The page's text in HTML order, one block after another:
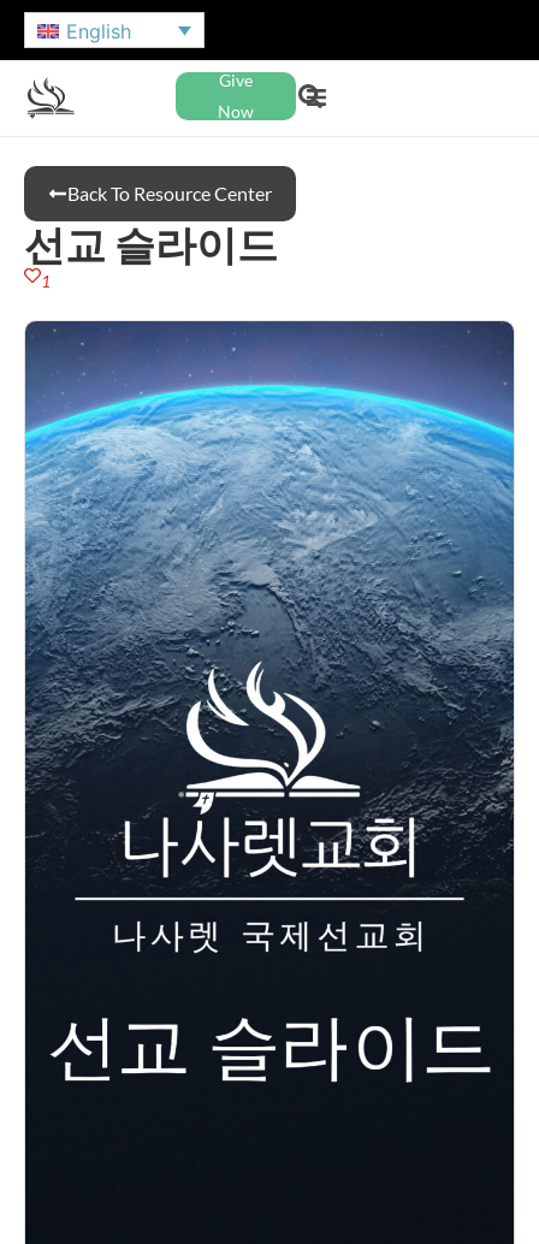
English
Give
Now
Back To Resource Center
선교 슬라이드
1